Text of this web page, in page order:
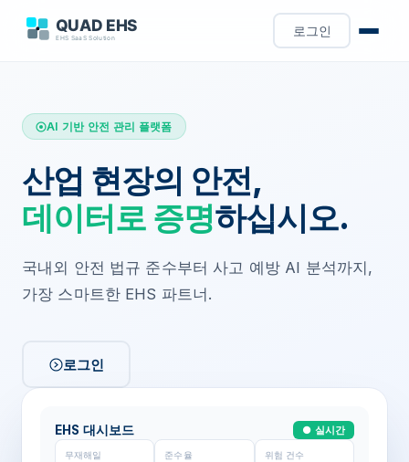
로그인
AI 기반 안전 관리 플랫폼
산업 현장의 안전,
데이터로 증명하십시오.
국내외 안전 법규 준수부터 사고 예방 AI 분석까지,
가장 스마트한 EHS 파트너.
로그인
EHS 대시보드 ● 실시간
무재해일 준수율 위험 건수